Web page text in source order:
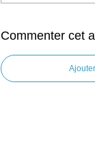
Commenter cet